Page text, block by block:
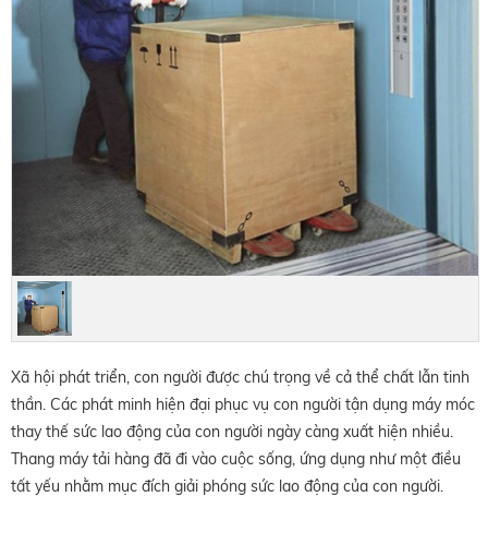
Xã hội phát triển, con người được chú trọng về cả thể chất lẫn tinh
thần. Các phát minh hiện đại phục vụ con người tận dụng máy móc
thay thế sức lao động của con người ngày càng xuất hiện nhiều.
Thang máy tải hàng đã đi vào cuộc sống, ứng dụng như một điều
tất yếu nhằm mục đích giải phóng sức lao động của con người.